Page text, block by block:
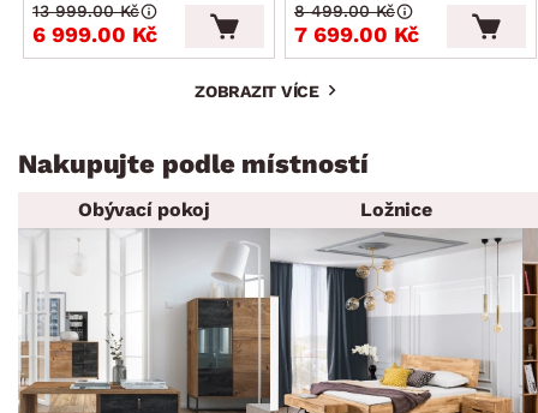
6 999.00 Kč
13 999.00 Kč
7 699.00 Kč
8 499.00 Kč
ZOBRAZIT VÍCE
Nakupujte podle místností
Obývací pokoj Ložnice